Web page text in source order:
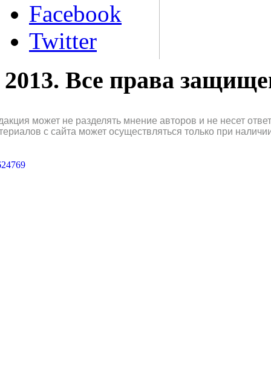
Facebook
Twitter
2013. Все права
может не разделять мнение авторов и не несет
с сайта может осуществляться только при